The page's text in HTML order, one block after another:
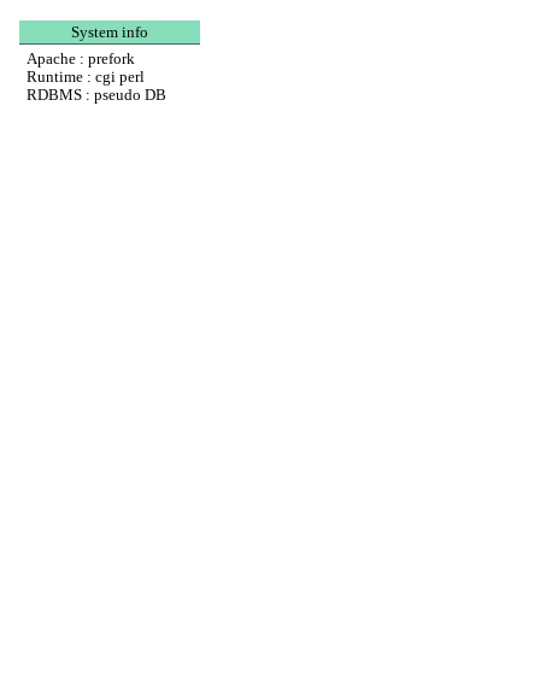
System info
Apache : prefork
Runtime : cgi perl
RDBMS : pseudo DB